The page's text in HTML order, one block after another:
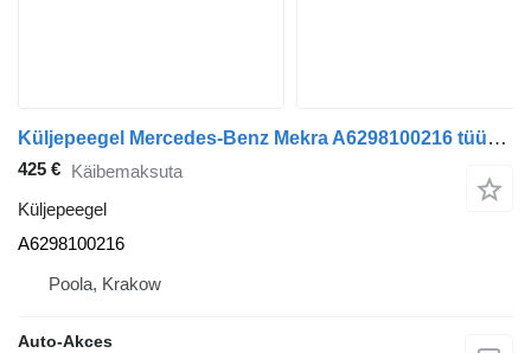
Küljepeegel Mercedes-Benz Mekra A6298100216 tüübi jaoks bussi Mercedes-Benz Tourismo Travego O580
425 € Käibemaksuta
Küljepeegel
A6298100216
Poola, Krakow
Auto-Akces